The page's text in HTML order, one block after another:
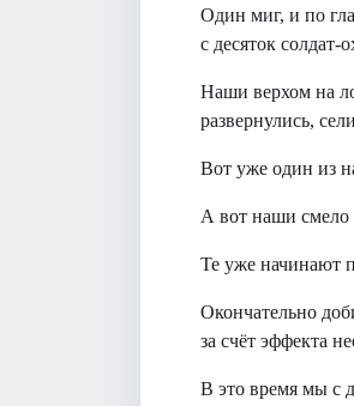
Один миг, и по
с десяток
Наши верхом на
развернулись,
Вот уже один из
А вот наши смело
Те уже начинают
Окончательно
за счёт эффекта
В это время мы с